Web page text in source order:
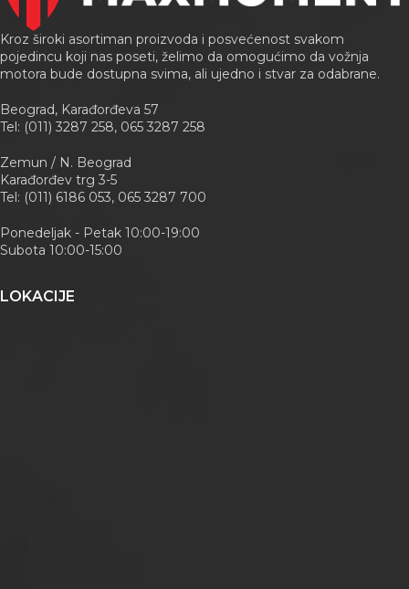
Kroz široki asortiman proizvoda i posvećenost svakom
pojedincu koji nas poseti, želimo da omogućimo da vožnja
motora bude dostupna svima, ali ujedno i stvar za odabrane.
Beograd, Karađorđeva 57
Tel: (011) 3287 258, 065 3287 258
Zemun / N. Beograd
Karađorđev trg 3-5
Tel: (011) 6186 053, 065 3287 700
Ponedeljak - Petak 10:00-19:00
Subota 10:00-15:00
LOKACIJE